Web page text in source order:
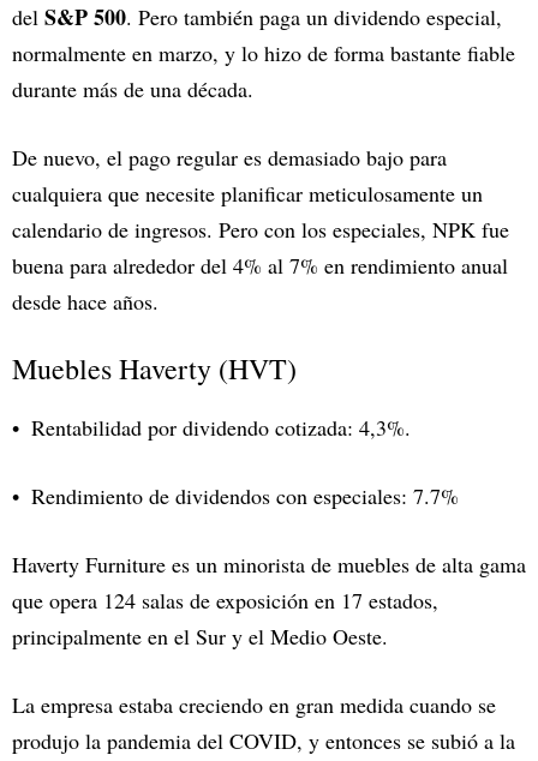
del S&P 500. Pero también paga un dividendo especial,
normalmente en marzo, y lo hizo de forma bastante fiable
durante más de una década.
De nuevo, el pago regular es demasiado bajo para
cualquiera que necesite planificar meticulosamente un
calendario de ingresos. Pero con los especiales, NPK fue
buena para alrededor del 4% al 7% en rendimiento anual
desde hace años.
Muebles Haverty (HVT)
Rentabilidad por dividendo cotizada: 4,3%.
Rendimiento de dividendos con especiales: 7.7%
Haverty Furniture es un minorista de muebles de alta gama
que opera 124 salas de exposición en 17 estados,
principalmente en el Sur y el Medio Oeste.
La empresa estaba creciendo en gran medida cuando se
produjo la pandemia del COVID, y entonces se subió a la